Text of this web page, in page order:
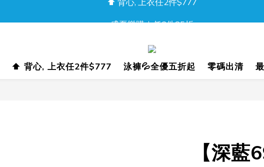
⬆️ 背心, 上衣任2件$777
⬆️ 背心, 上衣任2件$777 泳褲💦全優五折起 零碼出清
【深